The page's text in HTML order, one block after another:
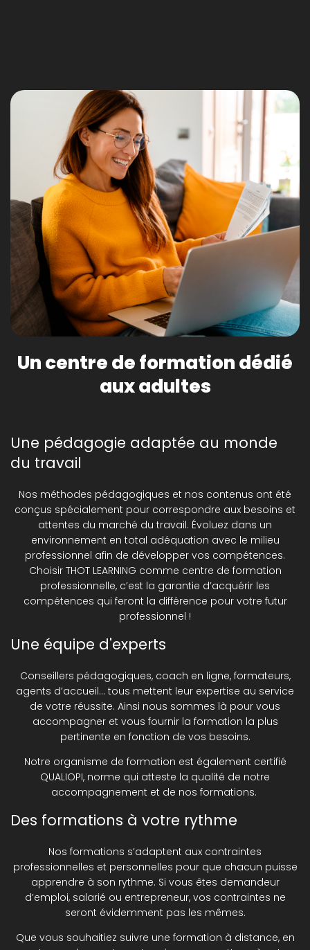
Un centre de formation dédié
aux adultes
Une pédagogie adaptée au monde
du travail
Nos méthodes pédagogiques et nos contenus ont été
conçus spécialement pour correspondre aux besoins et
attentes du marché du travail. Évoluez dans un
environnement en total adéquation avec le milieu
professionnel afin de développer vos compétences.
Choisir THOT LEARNING comme centre de formation
professionnelle, c’est la garantie d’acquérir les
compétences qui feront la différence pour votre futur
professionnel !
Une équipe d'experts
Conseillers pédagogiques, coach en ligne, formateurs,
agents d’accueil… tous mettent leur expertise au service
de votre réussite. Ainsi nous sommes là pour vous
accompagner et vous fournir la formation la plus
pertinente en fonction de vos besoins.
Notre organisme de formation est également certifié
QUALIOPI, norme qui atteste la qualité de notre
accompagnement et de nos formations.
Des formations à votre rythme
Nos formations s’adaptent aux contraintes
professionnelles et personnelles pour que chacun puisse
apprendre à son rythme. Si vous êtes demandeur
d’emploi, salarié ou entrepreneur, vos contraintes ne
seront évidemment pas les mêmes.
Que vous souhaitiez suivre une formation à distance, en